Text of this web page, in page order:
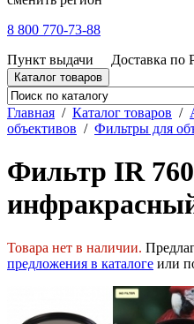
8 800 770-73-88
Пункт выдачи
Доставка по
Каталог товаров
Главная / Каталог товаров /
объективов / Фильтры для
Фильтр IR
Товара нет в наличии.
предложения в каталоге или